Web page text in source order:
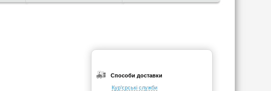
Способи доставки
Кур'єрські служби